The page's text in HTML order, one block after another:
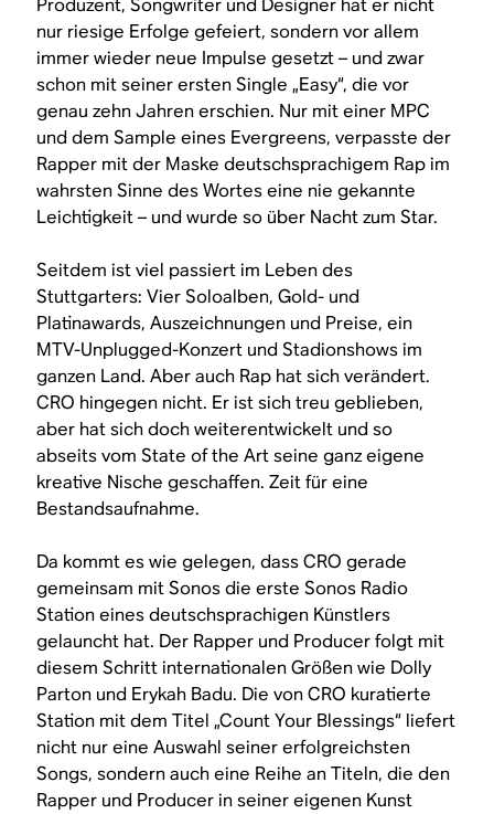
Produzent, Songwriter und Designer hat er nicht
nur riesige Erfolge gefeiert, sondern vor allem
immer wieder neue Impulse gesetzt – und zwar
schon mit seiner ersten Single „Easy“, die vor
genau zehn Jahren erschien. Nur mit einer MPC
und dem Sample eines Evergreens, verpasste der
Rapper mit der Maske deutschsprachigem Rap im
wahrsten Sinne des Wortes eine nie gekannte
Leichtigkeit – und wurde so über Nacht zum Star.
Seitdem ist viel passiert im Leben des
Stuttgarters: Vier Soloalben, Gold- und
Platinawards, Auszeichnungen und Preise, ein
MTV-Unplugged-Konzert und Stadionshows im
ganzen Land. Aber auch Rap hat sich verändert.
CRO hingegen nicht. Er ist sich treu geblieben,
aber hat sich doch weiterentwickelt und so
abseits vom State of the Art seine ganz eigene
kreative Nische geschaffen. Zeit für eine
Bestandsaufnahme.
Da kommt es wie gelegen, dass CRO gerade
gemeinsam mit Sonos die erste Sonos Radio
Station eines deutschsprachigen Künstlers
gelauncht hat. Der Rapper und Producer folgt mit
diesem Schritt internationalen Größen wie Dolly
Parton und Erykah Badu. Die von CRO kuratierte
Station mit dem Titel „Count Your Blessings“ liefert
nicht nur eine Auswahl seiner erfolgreichsten
Songs, sondern auch eine Reihe an Titeln, die den
Rapper und Producer in seiner eigenen Kunst